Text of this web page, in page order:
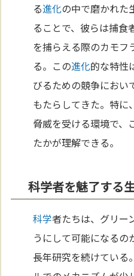
る進化の中で磨かれた
ることで、彼らは捕食
を捕らえる際のカモフ
る。この進化的な特性
びるための競争におい
もたらしてきた。特に
脅威を受ける環境で、
たかが理解できる。
科学者を魅了する
科学者たちは、グリー
うにして可能になるの
長年研究を続けている